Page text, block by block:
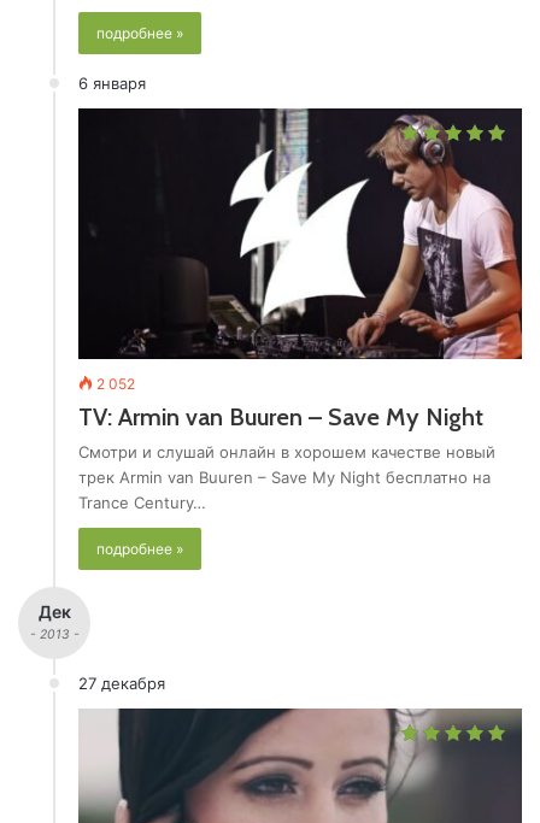
подробнее »
6 января
2 052
TV: Armin van Buuren – Save My Night
Смотри и слушай онлайн в хорошем качестве новый
трек Armin van Buuren – Save My Night бесплатно на
Trance Century…
подробнее »
Дек
- 2013 -
27 декабря